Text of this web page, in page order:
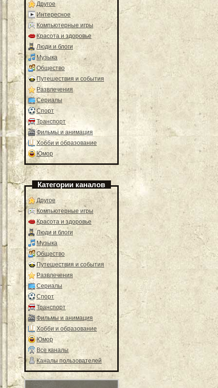
Другое
Интересное
Компьютерные игры
Красота и здоровье
Люди и блоги
Музыка
Общество
Путешествия и события
Развлечения
Сериалы
Спорт
Транспорт
Фильмы и анимация
Хобби и образование
Юмор
Категории каналов
Другое
Компьютерные игры
Красота и здоровье
Люди и блоги
Музыка
Общество
Путешествия и события
Развлечения
Сериалы
Спорт
Транспорт
Фильмы и анимация
Хобби и образование
Юмор
Все каналы
Каналы пользователей